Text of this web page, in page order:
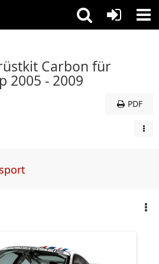
Carbon für
2005 - 2009
PDF